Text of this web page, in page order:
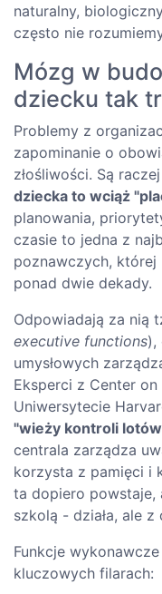
naturalny,
często nie
Mózg w
dziecku tak
Problemy z
zapominanie o
złośliwości. Są
dziecka to wciąż
planowania,
czasie to jedna z
poznawczych, której
ponad dwie dekady.
Odpowiadają za nią
executive functions),
umysłowych
Eksperci z Center
Uniwersytecie
"wieży kontroli
centrala zarządza
korzysta z pamięci i
ta dopiero powstaje,
szkolą - działa, ale z
Funkcje
kluczowych filarach: